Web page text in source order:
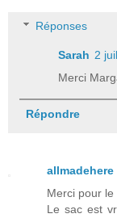
Réponses
Sarah 2
Merci
Répondre
allmadehere
Merci pour le
Le sac est